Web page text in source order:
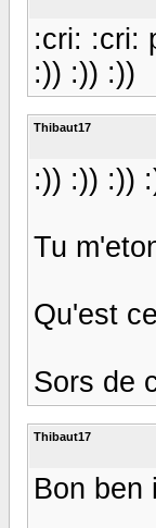
:cri: :cri:
:)) :)) :))
Thibaut17
:)) :)) :))
Tu
Qu'est
Sors de
Thibaut17
Bon ben